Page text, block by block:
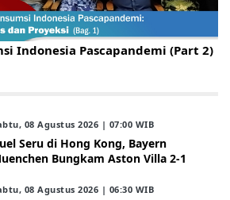
Jakarta Raya Hadirkan Pakar Ritel
Indonesia Pascapandemi (Part 2)
08 Agustus 2026 | 07:00 WIB
Seru di Hong Kong, Bayern
Bungkam Aston Villa 2-1
08 Agustus 2026 | 06:30 WIB